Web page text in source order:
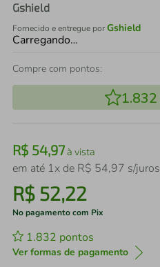
Gshield
Fornecido e entregue porGshield
Carregando…
Compre com pontos:
1.832
R$ 54,97à vista
em até 1x de R$ 54,97 s/juros
R$ 52,22
No pagamento com Pix
1.832 pontos
Ver formas de pagamento